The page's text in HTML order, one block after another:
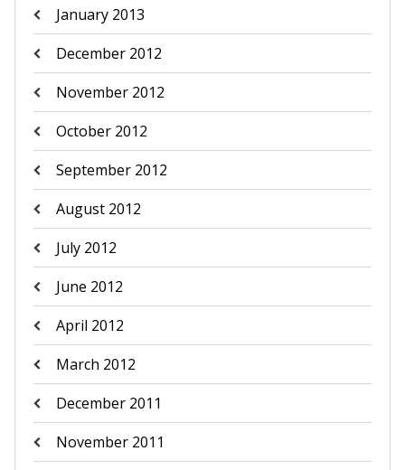
January 2013
December 2012
November 2012
October 2012
September 2012
August 2012
July 2012
June 2012
April 2012
March 2012
December 2011
November 2011